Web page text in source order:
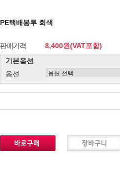
PE택배봉투 회색
판매가격
8,400원(VAT포함)
기본옵션
옵션